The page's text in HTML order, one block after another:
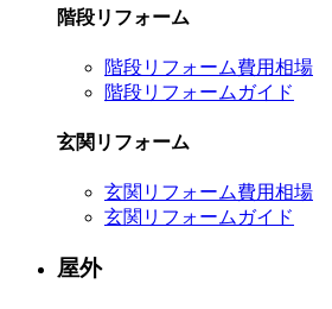
階段リフォーム
階段リフォーム費用相場
階段リフォームガイド
玄関リフォーム
玄関リフォーム費用相場
玄関リフォームガイド
屋外